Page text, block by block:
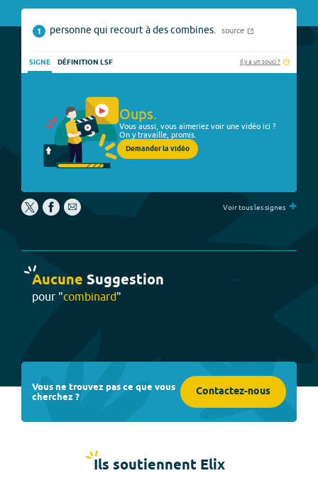
1 personne qui recourt à des combines. source
SIGNE DÉFINITION LSF Il y a un souci ?
Oups.
Vous aussi, vous aimeriez voir une vidéo ici ?
On y travaille, promis.
Demander la vidéo
Voir tous les signes +
Aucune Suggestion
pour "combinard"
Vous ne trouvez pas ce que vous
cherchez ? Contactez-nous
Ils soutiennent Elix